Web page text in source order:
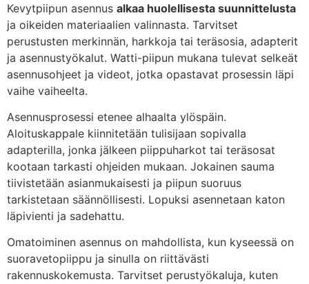
Kevytpiipun asennus alkaa huolellisesta suunnittelusta
ja oikeiden materiaalien valinnasta. Tarvitset
perustusten merkinnän, harkkoja tai teräsosia, adapterit
ja asennustyökalut. Watti-piipun mukana tulevat selkeät
asennusohjeet ja videot, jotka opastavat prosessin läpi
vaihe vaiheelta.
Asennusprosessi etenee alhaalta ylöspäin.
Aloituskappale kiinnitetään tulisijaan sopivalla
adapterilla, jonka jälkeen piippuharkot tai teräsosat
kootaan tarkasti ohjeiden mukaan. Jokainen sauma
tiivistetään asianmukaisesti ja piipun suoruus
tarkistetaan säännöllisesti. Lopuksi asennetaan katon
läpivienti ja sadehattu.
Omatoiminen asennus on mahdollista, kun kyseessä on
suoravetopiippu ja sinulla on riittävästi
rakennuskokemusta. Tarvitset perustyökaluja, kuten